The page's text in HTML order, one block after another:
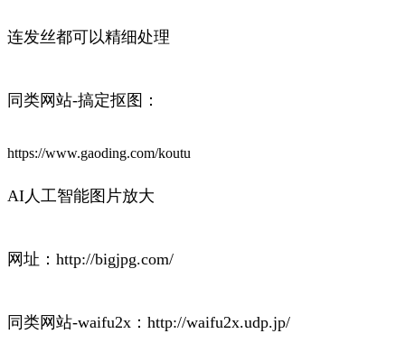
连发丝都可以精细处理
同类网站-搞定抠图：
https://www.gaoding.com/koutu
AI人工智能图片放大
网址：http://bigjpg.com/
同类网站-waifu2x：http://waifu2x.udp.jp/